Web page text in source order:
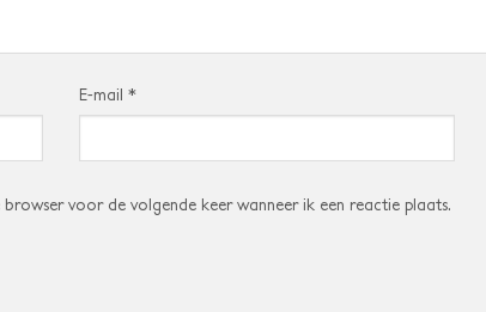
E-mail*
voor de volgende keer wanneer ik een reactie plaats.